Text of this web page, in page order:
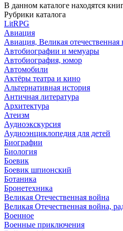
В данном каталоге находятся
Рубрики каталога
LitRPG
Авиация
Авиация, Великая отечественная
Автобиографии и мемуары
Автобиография, юмор
Автомобили
Актёры театра и кино
Альтернативная история
Античная литература
Архитектура
Атеизм
Аудиоэкскурсия
Аудиоэнциклопедия для детей
Биографии
Биология
Боевик
Боевик шпионский
Ботаника
Бронетехника
Великая Отечественная война
Великая Отечественная война,
Военное
Военные приключения